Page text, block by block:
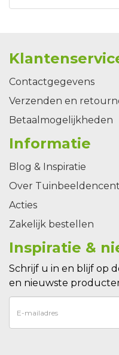
Contactgegevens
Verzenden en
Betaalmogelijkheden
Informatie
Blog & Inspiratie
Over
Acties
Zakelijk bestellen
Inspiratie &
Schrijf u in en blijf op
en nieuwste